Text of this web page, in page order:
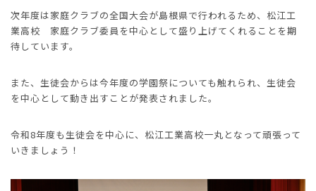
次年度は家庭クラブの全国大会が島根県で行われるため、松江工
業高校 家庭クラブ委員を中心として盛り上げてくれることを期
待しています。
また、生徒会からは今年度の学園祭についても触れられ、生徒会
を中心として動き出すことが発表されました。
令和8年度も生徒会を中心に、松江工業高校一丸となって頑張って
いきましょう！